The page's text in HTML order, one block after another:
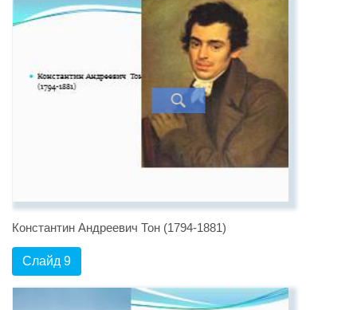
Константин Андреевич Тон (1794-1881)
Слайд 9